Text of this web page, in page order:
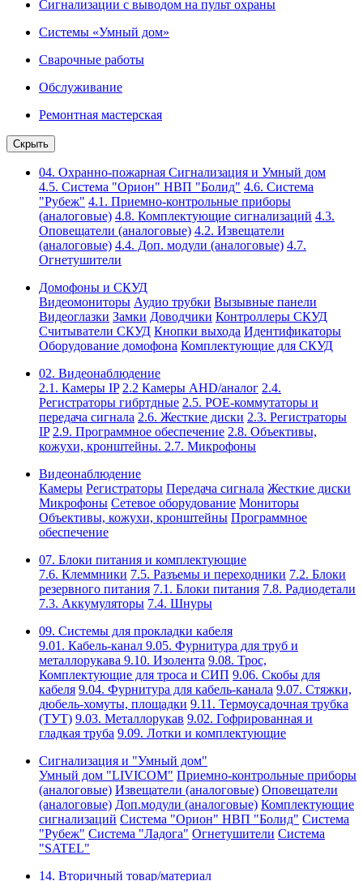
Сигнализации с выводом на пульт охраны
Системы «Умный дом»
Сварочные работы
Обслуживание
Ремонтная мастерская
Скрыть
04. Охранно-пожарная Сигнализация и Умный дом
4.5. Система "Орион" НВП "Болид" 4.6. Система
"Рубеж" 4.1. Приемно-контрольные приборы
(аналоговые) 4.8. Комплектующие сигнализаций 4.3.
Оповещатели (аналоговые) 4.2. Извещатели
(аналоговые) 4.4. Доп. модули (аналоговые) 4.7.
Огнетушители
Домофоны и СКУД
Видеомониторы Аудио трубки Вызывные панели
Видеоглазки Замки Доводчики Контроллеры СКУД
Считыватели СКУД Кнопки выхода Идентификаторы
Оборудование домофона Комплектующие для СКУД
02. Видеонаблюдение
2.1. Камеры IP 2.2 Камеры AHD/аналог 2.4.
Регистраторы гибртдные 2.5. РОЕ-коммутаторы и
передача сигнала 2.6. Жесткие диски 2.3. Регистраторы
IP 2.9. Программное обеспечение 2.8. Объективы,
кожухи, кронштейны. 2.7. Микрофоны
Видеонаблюдение
Камеры Регистраторы Передача сигнала Жесткие диски
Микрофоны Сетевое оборудование Мониторы
Объективы, кожухи, кронштейны Программное
обеспечение
07. Блоки питания и комплектующие
7.6. Клеммники 7.5. Разъемы и переходники 7.2. Блоки
резервного питания 7.1. Блоки питания 7.8. Радиодетали
7.3. Аккумуляторы 7.4. Шнуры
09. Системы для прокладки кабеля
9.01. Кабель-канал 9.05. Фурнитура для труб и
металлорукава 9.10. Изолента 9.08. Трос,
Комплектующие для троса и СИП 9.06. Скобы для
кабеля 9.04. Фурнитура для кабель-канала 9.07. Стяжки,
дюбель-хомуты, площадки 9.11. Термоусадочная трубка
(ТУТ) 9.03. Металлорукав 9.02. Гофрированная и
гладкая труба 9.09. Лотки и комплектующие
Сигнализация и "Умный дом"
Умный дом "LIVICOM" Приемно-контрольные приборы
(аналоговые) Извещатели (аналоговые) Оповещатели
(аналоговые) Доп.модули (аналоговые) Комплектующие
сигнализаций Система "Орион" НВП "Болид" Система
"Рубеж" Система "Ладога" Огнетушители Система
"SATEL"
14. Вторичный товар/материал